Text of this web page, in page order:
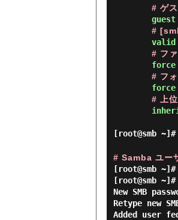
# ゲ
#
# フ
# フ
# 上
[root@smb ~]#
# Samba ユー
[root@smb ~]#
[root@smb ~]#
New SMB
Retype new
Added user